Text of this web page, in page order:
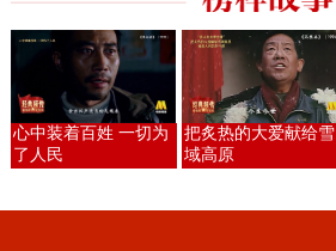
心中装着百姓 一切为
了人民
把炙热的大爱献给雪
域高原